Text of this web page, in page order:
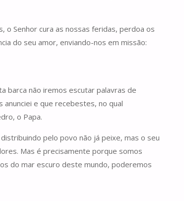
o Senhor cura as nossas feridas, perdoa os
do seu amor, enviando-nos em missão:
barca não iremos escutar palavras de
e que recebestes, no qual
o Papa.
pelo povo não já peixe, mas o seu
Mas é precisamente porque somos
do mar escuro deste mundo, poderemos